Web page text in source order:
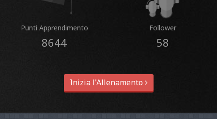
Punti Apprendimento
8644
Follower
58
Inizia l'Allenamento